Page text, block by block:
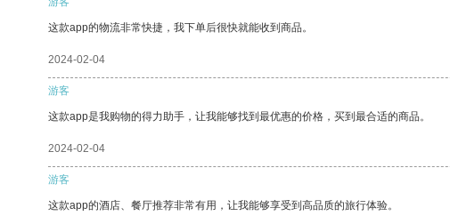
这款app的物流非常快捷，我下单后很快就能收到商品。
2024-02-04
游客
这款app是我购物的得力助手，让我能够找到最优惠的价格，买到最合适的商品。
2024-02-04
游客
这款app的酒店、餐厅推荐非常有用，让我能够享受到高品质的旅行体验。